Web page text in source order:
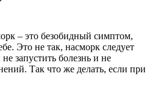
– это безобидный симптом,
Это не так, насморк следует
запустить болезнь и не
Так что же делать, если при